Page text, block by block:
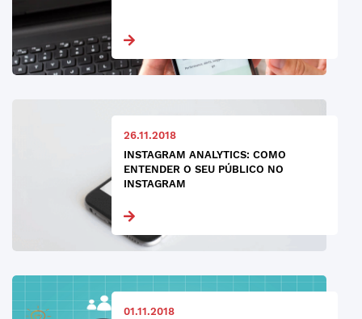
26.11.2018
INSTAGRAM ANALYTICS: COMO
ENTENDER O SEU PÚBLICO NO
INSTAGRAM
01.11.2018